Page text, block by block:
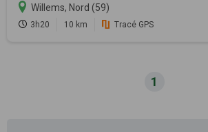
Willems, Nord (59)
3h20 10 km Tracé GPS
1